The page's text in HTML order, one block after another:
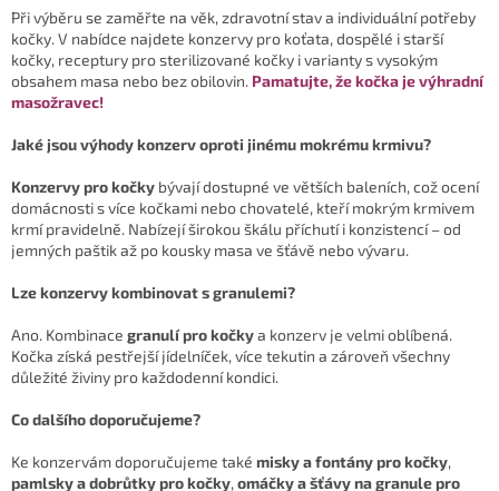
k
y
v
ý
s
u
Při výběru se zaměřte na věk, zdravotní stav a individuální potřeby
kočky. V nabídce najdete konzervy pro koťata, dospělé i starší
kočky, receptury pro sterilizované kočky i varianty s vysokým
obsahem masa nebo bez obilovin. Pamatujte, že kočka je výhradní
masožravec!
Jaké jsou výhody konzerv oproti jinému mokrému krmivu?
Konzervy pro kočky bývají dostupné ve větších baleních, což ocení
domácnosti s více kočkami nebo chovatelé, kteří mokrým krmivem
krmí pravidelně. Nabízejí širokou škálu příchutí i konzistencí – od
jemných paštik až po kousky masa ve šťávě nebo vývaru.
Lze konzervy kombinovat s granulemi?
Ano. Kombinace granulí pro kočkya konzerv je velmi oblíbená.
Kočka získá pestřejší jídelníček, více tekutin a zároveň všechny
důležité živiny pro každodenní kondici.
Co dalšího doporučujeme?
Ke konzervám doporučujeme také misky a fontány pro kočky,
pamlsky a dobrůtky pro kočky, omáčky a šťávy na granule pro